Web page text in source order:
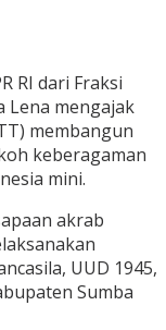
RI dari Fraksi
Lena mengajak
membangun
keberagaman
mini.
akrab
UUD 1945,
Sumba